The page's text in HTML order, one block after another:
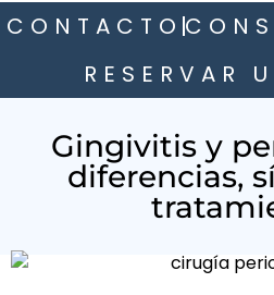
CONTACTO
RESERVAR
Gingivitis y
diferencias,